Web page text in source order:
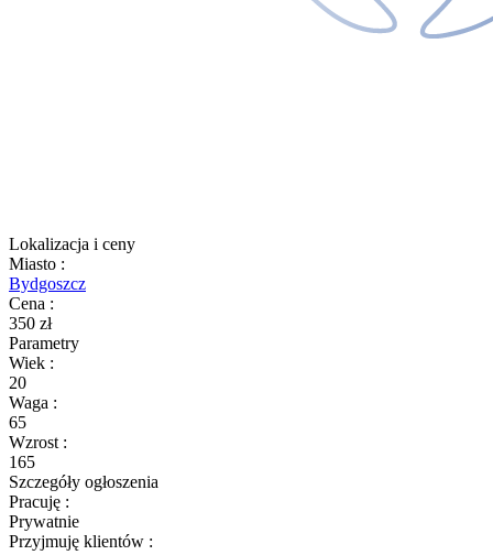
Lokalizacja i ceny
Miasto :
Bydgoszcz
Cena :
350 zł
Parametry
Wiek :
20
Waga :
65
Wzrost :
165
Szczegóły ogłoszenia
Pracuję :
Prywatnie
Przyjmuję klientów :